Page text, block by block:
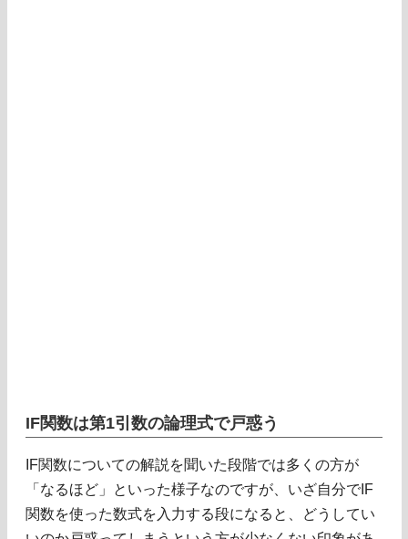
IF関数は第1引数の論理式で戸惑う
IF関数についての解説を聞いた段階では多くの方が
「なるほど」といった様子なのですが、いざ自分でIF
関数を使った数式を入力する段になると、どうしてい